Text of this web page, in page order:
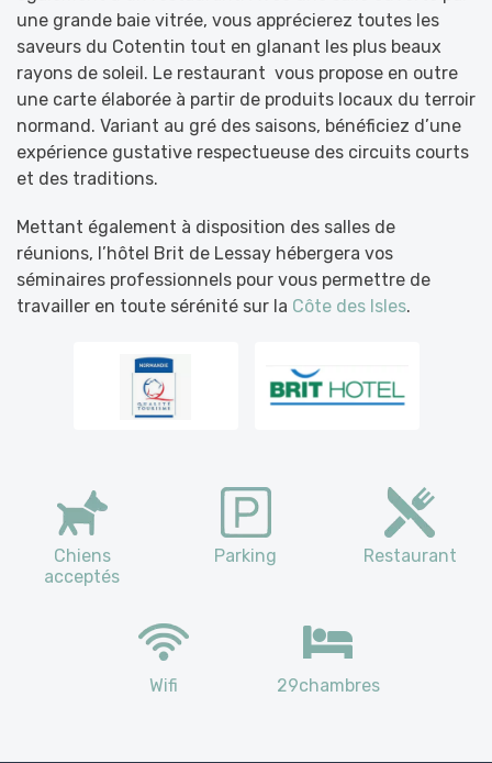
une grande baie vitrée, vous apprécierez toutes les
saveurs du Cotentin tout en glanant les plus beaux
rayons de soleil. Le restaurant vous propose en outre
une carte élaborée à partir de produits locaux du terroir
normand. Variant au gré des saisons, bénéficiez d’une
expérience gustative respectueuse des circuits courts
et des traditions.
Mettant également à disposition des salles de
réunions, l’hôtel Brit de Lessay hébergera vos
séminaires professionnels pour vous permettre de
travailler en toute sérénité sur la Côte des Isles.
Chiens
acceptés
Parking Restaurant
Wifi 29chambres